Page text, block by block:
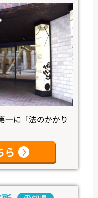
一に「法のかかり
ら